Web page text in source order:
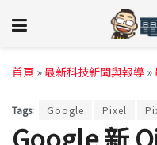
首頁 »最新科技新聞與報導 »
Tags: Google Pixel
Google 新